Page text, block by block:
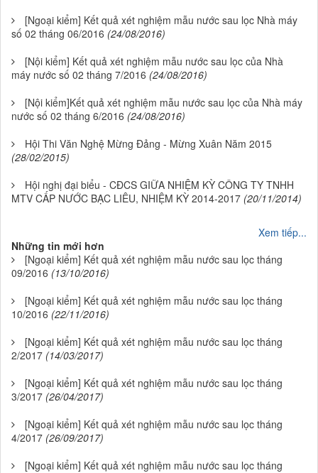
[Ngoại kiểm] Kết quả xét nghiệm mẫu nước sau lọc Nhà máy
số 02 tháng 06/2016 (24/08/2016)
[Nội kiểm] Kết quả xét nghiệm mẫu nước sau lọc của Nhà
máy nước số 02 tháng 7/2016 (24/08/2016)
[Nội kiểm]Kết quả xét nghiệm mẫu nước sau lọc của Nhà máy
nước số 02 tháng 6/2016 (24/08/2016)
Hội Thi Văn Nghệ Mừng Đảng - Mừng Xuân Năm 2015
(28/02/2015)
Hội nghị đại biểu - CĐCS GIỮA NHIỆM KỲ CÔNG TY TNHH
MTV CẤP NƯỚC BẠC LIÊU, NHIỆM KỲ 2014-2017 (20/11/2014)
Xem tiếp...
Những tin mới hơn
[Ngoại kiểm] Kết quả xét nghiệm mẫu nước sau lọc tháng
09/2016 (13/10/2016)
[Ngoại kiểm] Kết quả xét nghiệm mẫu nước sau lọc tháng
10/2016 (22/11/2016)
[Ngoại kiểm] Kết quả xét nghiệm mẫu nước sau lọc tháng
2/2017 (14/03/2017)
[Ngoại kiểm] Kết quả xét nghiệm mẫu nước sau lọc tháng
3/2017 (26/04/2017)
[Ngoại kiểm] Kết quả xét nghiệm mẫu nước sau lọc tháng
4/2017 (26/09/2017)
[Ngoại kiểm] Kết quả xét nghiệm mẫu nước sau lọc tháng